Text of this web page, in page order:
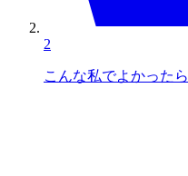
2
こんな私でよかったら